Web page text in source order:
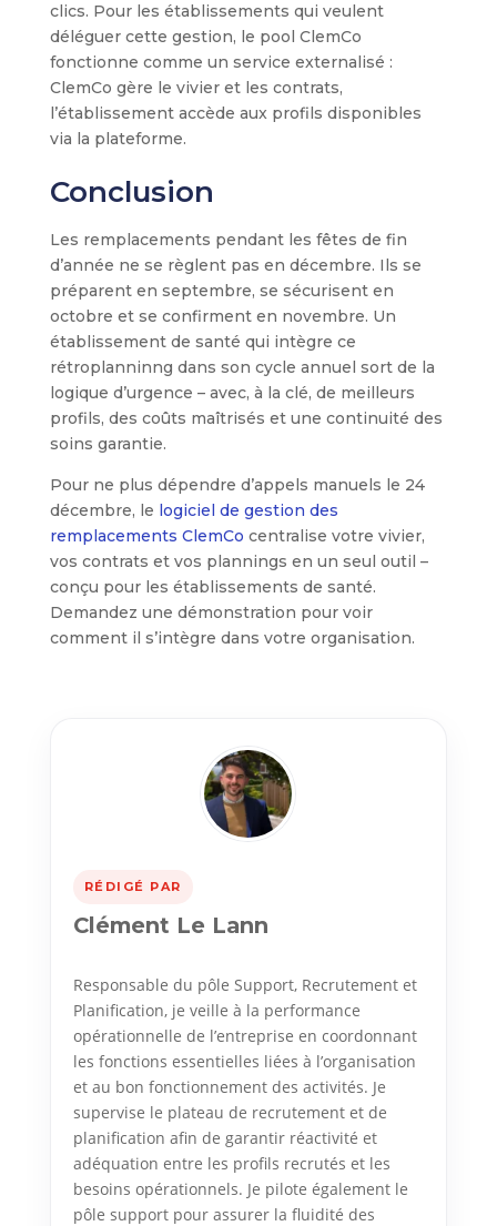
clics. Pour les établissements qui veulent
déléguer cette gestion, le pool ClemCo
fonctionne comme un service externalisé :
ClemCo gère le vivier et les contrats,
l’établissement accède aux profils disponibles
via la plateforme.
Conclusion
Les remplacements pendant les fêtes de fin
d’année ne se règlent pas en décembre. Ils se
préparent en septembre, se sécurisent en
octobre et se confirment en novembre. Un
établissement de santé qui intègre ce
rétroplanninng dans son cycle annuel sort de la
logique d’urgence – avec, à la clé, de meilleurs
profils, des coûts maîtrisés et une continuité des
soins garantie.
Pour ne plus dépendre d’appels manuels le 24
décembre, le logiciel de gestion des
remplacements ClemCo centralise votre vivier,
vos contrats et vos plannings en un seul outil –
conçu pour les établissements de santé.
Demandez une démonstration pour voir
comment il s’intègre dans votre organisation.
RÉDIGÉ PAR
Clément Le Lann
Responsable du pôle Support, Recrutement et
Planification, je veille à la performance
opérationnelle de l’entreprise en coordonnant
les fonctions essentielles liées à l’organisation
et au bon fonctionnement des activités. Je
supervise le plateau de recrutement et de
planification afin de garantir réactivité et
adéquation entre les profils recrutés et les
besoins opérationnels. Je pilote également le
pôle support pour assurer la fluidité des